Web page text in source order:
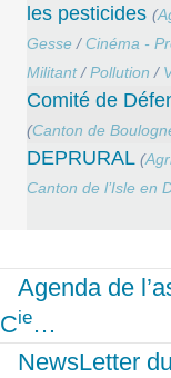
les pesticides (
Gesse / Cinéma -
Militant/Pollution /
Comité de
(Canton de
DEPRURAL (
Canton de l’Isle en
Agenda de
Cie…
NewsLetter